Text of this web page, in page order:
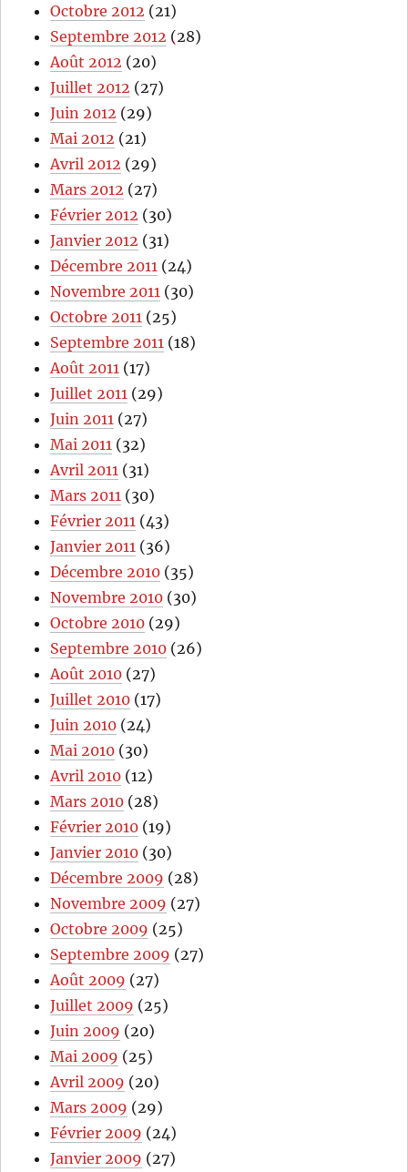
Octobre 2012 (21)
Septembre 2012 (28)
Août 2012 (20)
Juillet 2012 (27)
Juin 2012 (29)
Mai 2012 (21)
Avril 2012 (29)
Mars 2012 (27)
Février 2012 (30)
Janvier 2012 (31)
Décembre 2011 (24)
Novembre 2011 (30)
Octobre 2011 (25)
Septembre 2011 (18)
Août 2011 (17)
Juillet 2011 (29)
Juin 2011 (27)
Mai 2011 (32)
Avril 2011 (31)
Mars 2011 (30)
Février 2011 (43)
Janvier 2011 (36)
Décembre 2010 (35)
Novembre 2010 (30)
Octobre 2010 (29)
Septembre 2010 (26)
Août 2010 (27)
Juillet 2010 (17)
Juin 2010 (24)
Mai 2010 (30)
Avril 2010 (12)
Mars 2010 (28)
Février 2010 (19)
Janvier 2010 (30)
Décembre 2009 (28)
Novembre 2009 (27)
Octobre 2009 (25)
Septembre 2009 (27)
Août 2009 (27)
Juillet 2009 (25)
Juin 2009 (20)
Mai 2009 (25)
Avril 2009 (20)
Mars 2009 (29)
Février 2009 (24)
Janvier 2009 (27)